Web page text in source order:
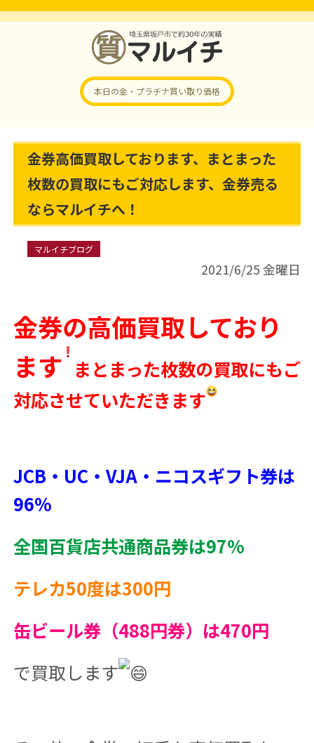
本日の金・プラチナ買い取り価格
金券高価買取しております、まとまった
枚数の買取にもご対応します、金券売る
ならマルイチへ！
マルイチブログ
2021/6/25 金曜日
金券の高価買取しており
ます まとまった枚数の買取にもご
対応させていただきます
JCB・UC・VJA・ニコスギフト券は
96%
全国百貨店共通商品券は97%
テレカ50度は300円
缶ビール券（488円券）は470円
で買取します